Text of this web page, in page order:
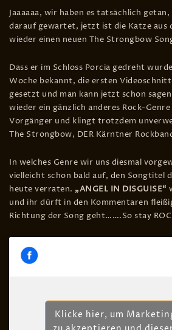
Jaaaaaa, wir haben es tatsächlich
darauf gewartet, jetzt ist die Katze aus
wieder einen neuen The Strongbow
Dass er im Schloss Porcia gedreht
Woche bekannt, die ersten
gesetzt und man kann jetzt schon
wieder ein gänzlich anderes Rock-Genre
Vorgänger und klingt trotzdem
The Strongbow, DER Kärntner
In welches Genre wir uns diesmal
vielleicht schon bald auf, den Songtitel
heute verraten. „ANGEL IN DISGUISE“
und ihr dürft in den Kommentaren
Richtung der Song geht…….So stay
Klicke hier, um